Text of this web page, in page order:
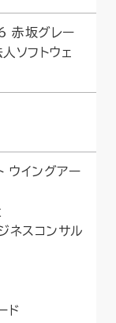
赤坂グレー
ソフトウェ
ウイングアー
ネスコンサル
ド